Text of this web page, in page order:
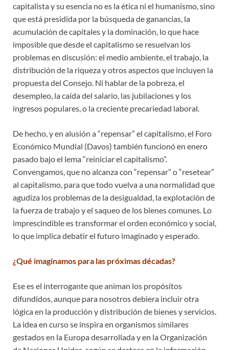
capitalista y su esencia no es la ética ni el humanismo, sino
que está presidida por la búsqueda de ganancias, la
acumulación de capitales y la dominación, lo que hace
imposible que desde el capitalismo se resuelvan los
problemas en discusión: el medio ambiente, el trabajo, la
distribución de la riqueza y otros aspectos que incluyen la
propuesta del Consejo. Ni hablar de la pobreza, el
desempleo, la caída del salario, las jubilaciones y los
ingresos populares, o la creciente precariedad laboral.
De hecho, y en alusión a “repensar” el capitalismo, el Foro
Económico Mundial (Davos) también funcionó en enero
pasado bajo el lema “reiniciar el capitalismo”.
Convengamos, que no alcanza con “repensar” o “resetear”
al capitalismo, para que todo vuelva a una normalidad que
agudiza los problemas de la desigualdad, la explotación de
la fuerza de trabajo y el saqueo de los bienes comunes. Lo
imprescindible es transformar el orden económico y social,
lo que implica debatir el futuro imaginado y esperado.
¿Qué imaginamos para las próximas décadas?
Ese es el interrogante que animan los propósitos
difundidos, aunque para nosotros debiera incluir otra
lógica en la producción y distribución de bienes y servicios.
La idea en curso se inspira en organismos similares
gestados en la Europa desarrollada y en la Organización